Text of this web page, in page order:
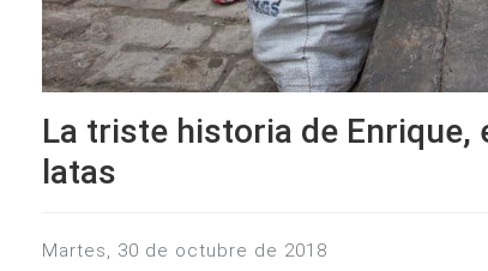
La triste historia de Enrique,
latas
martes, 30 de octubre de 2018